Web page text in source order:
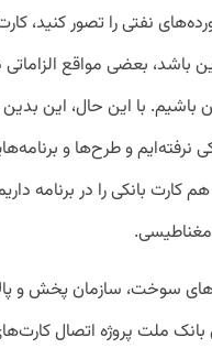
باشد، بعضی مواقع الزاماتی
باشیم. با این حال، این
نرفته‌ایم و طرح‌ها و
کارت بانکی را در برنامه
سوخت، سازمان پخش و
بانک ملت پروژه اتصال